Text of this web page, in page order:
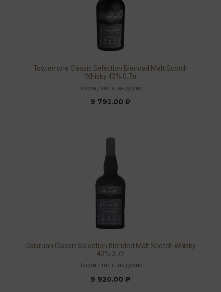
Towiemore Classic Selection Blended Malt Scotch
Whisky 43% 0,7л
Виски / шотландский
9 792.00 ₽
Dalaruan Classic Selection Blended Malt Scotch Whisky
43% 0,7л
Виски / шотландский
9 920.00 ₽